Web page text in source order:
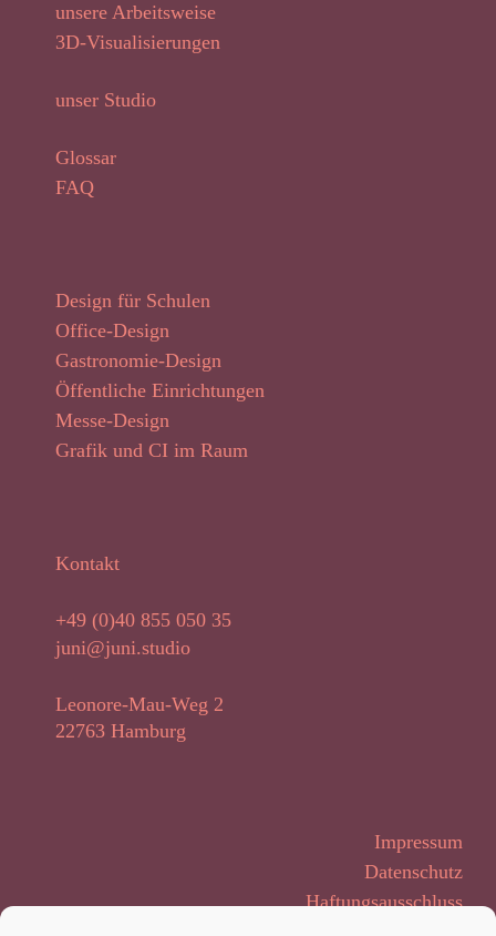
unsere Arbeitsweise
3D-Visualisierungen
unser Studio
Glossar
FAQ
Design für Schulen
Office-Design
Gastronomie-Design
Öffentliche Einrichtungen
Messe-Design
Grafik und CI im Raum
Kontakt
+49 (0)40 855 050 35
juni@juni.studio
Leonore-Mau-Weg 2
22763 Hamburg
Impressum
Datenschutz
Haftungsausschluss